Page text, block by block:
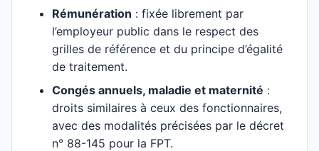
Rémunération : fixée librement par
l’employeur public dans le respect des
grilles de référence et du principe d’égalité
de traitement.
Congés annuels, maladie et maternité :
droits similaires à ceux des fonctionnaires,
avec des modalités précisées par le décret
n° 88-145 pour la FPT.